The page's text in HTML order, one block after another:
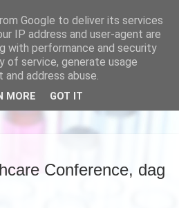
svensk sjukvård och svenska
Conference, dag
Google to deliver its services
IP address and user-agent are
with performance and security
of service, generate usage
address abuse.
MORE GOT IT